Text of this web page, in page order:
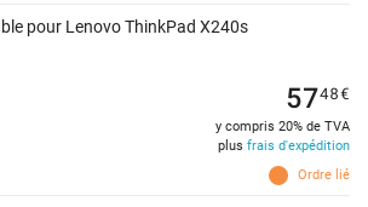
pour Lenovo ThinkPad X240s
Ordre lié
5748€
y compris 20% de TVA
plus frais d'expédition